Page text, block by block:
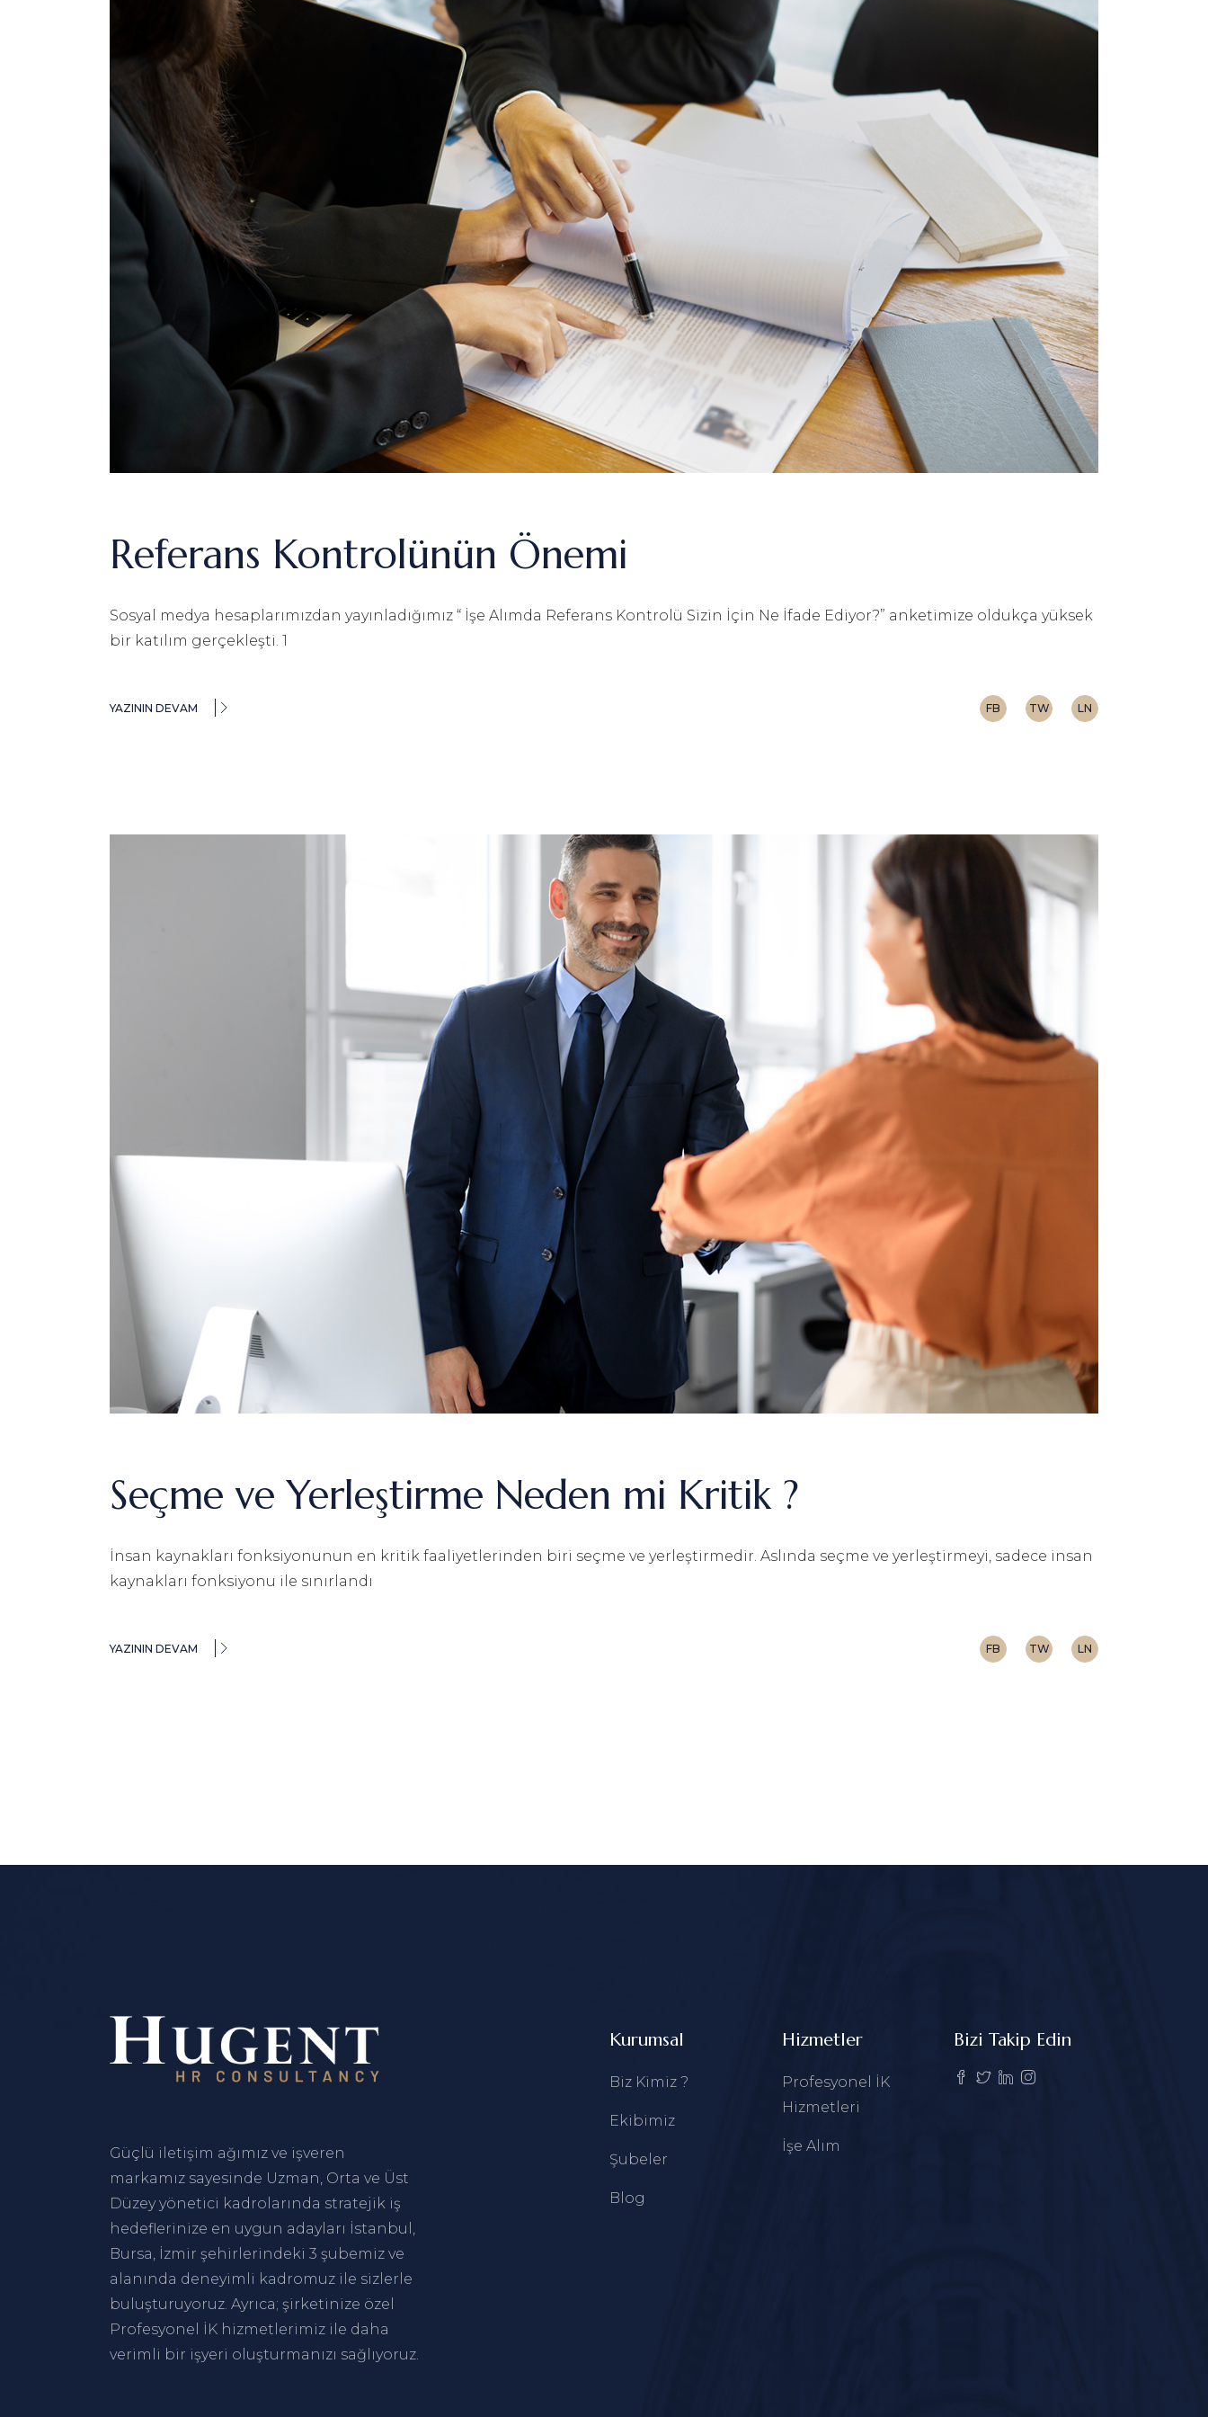
Referans Kontrolünün Önemi
Sosyal medya hesaplarımızdan yayınladığımız “ İşe Alımda Referans Kontrolü Sizin İçin Ne İfade Ediyor?” anketimize oldukça yüksek
bir katılım gerçekleşti. 1
YAZININ DEVAM FB TW LN
Seçme ve Yerleştirme Neden mi Kritik ?
İnsan kaynakları fonksiyonunun en kritik faaliyetlerinden biri seçme ve yerleştirmedir. Aslında seçme ve yerleştirmeyi, sadece insan
kaynakları fonksiyonu ile sınırlandı
YAZININ DEVAM FB TW LN
Güçlü iletişim ağımız ve işveren
markamız sayesinde Uzman, Orta ve Üst
Düzey yönetici kadrolarında stratejik iş
hedeflerinize en uygun adayları İstanbul
Bursa İzmir şehirlerindeki 3 şubemiz ve
alanında deneyimli kadromuz ile sizlerle
buluşturuyoruz. Ayrıca; şirketinize özel
Profesyonel İK hizmetlerimiz ile daha
verimli bir işyeri oluşturmanızı sağlıyoruz.
Kurumsal
Biz Kimiz ?
Ekibimiz
Şubeler
Blog
Hizmetler
Profesyonel İK
Hizmetleri
İşe Alım
Bizi Takip Edin